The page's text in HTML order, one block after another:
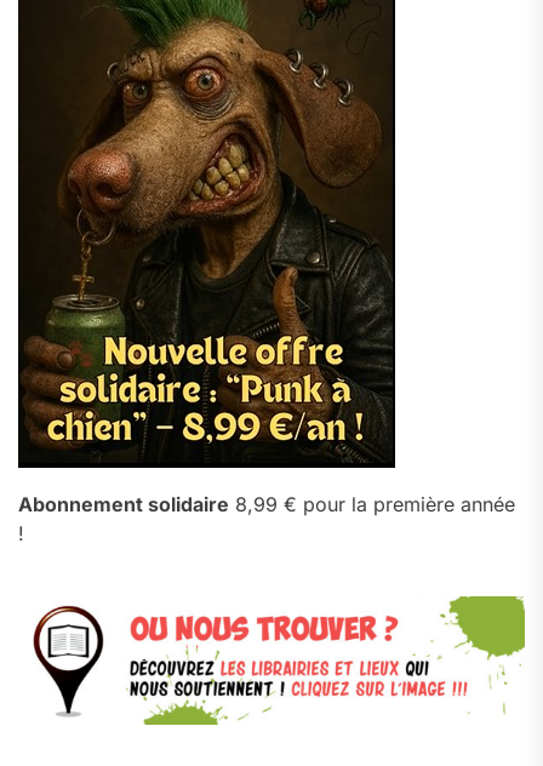
Abonnement solidaire 8,99 € pour la première année
!